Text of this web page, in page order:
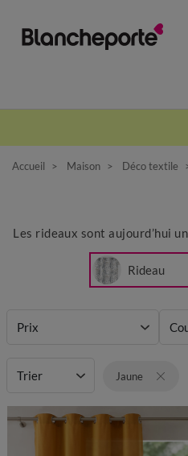
Accueil Maison Déco textile
Les rideaux sont aujourd’hui
Rideau
Prix
Trier Jaune